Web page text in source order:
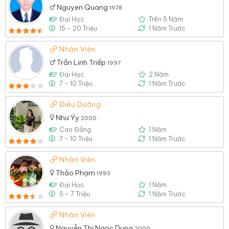
Nguyen Quang 1978
Đại Học
Trên 5 Năm
15 - 20 Triệu
1 Năm Trước
Nhân Viên
Trần Linh Triếp 1997
Đại Học
2 Năm
7 - 10 Triệu
1 Năm Trước
Điều Dưỡng
Như Ýy 2000
Cao Đẳng
1 Năm
7 - 10 Triệu
1 Năm Trước
Nhân Viên
Thảo Phạm 1993
Đại Học
1 Năm
5 - 7 Triệu
1 Năm Trước
Nhân Viên